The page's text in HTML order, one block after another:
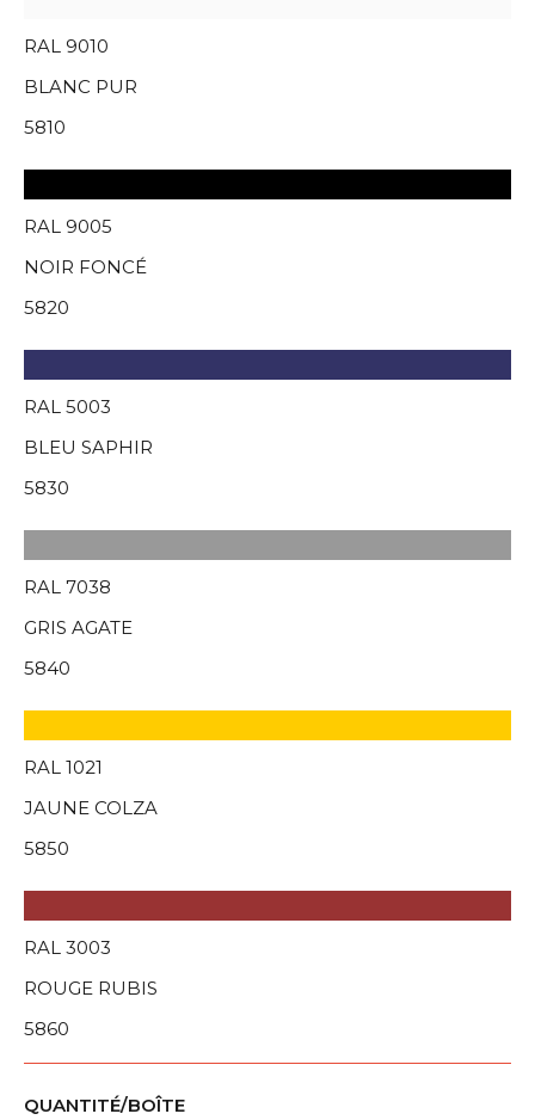
RAL 9010
BLANC PUR
5810
RAL 9005
NOIR FONCÉ
5820
RAL 5003
BLEU SAPHIR
5830
RAL 7038
GRIS AGATE
5840
RAL 1021
JAUNE COLZA
5850
RAL 3003
ROUGE RUBIS
5860
QUANTITÉ/BOÎTE